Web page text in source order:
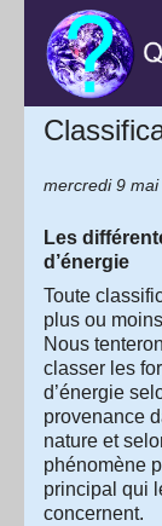
mercredi 9
Les
d’énergie
Toute
plus ou
Nous
classer les
d’énergie
provenance
nature et
phénomène
principal qui
concernent.